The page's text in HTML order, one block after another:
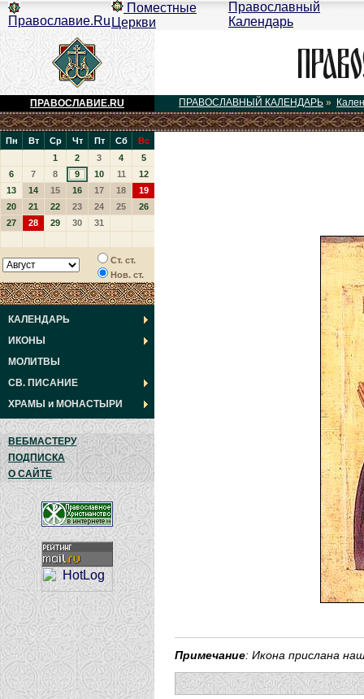
Православие.Ru
Поместные
Церкви
Православный
Календарь
ПРАВОСЛАВИЕ.RU ПРАВОСЛАВНЫЙ КАЛЕНДАРЬ »
Пн Вт Ср Чт Пт Сб
Вс
1
2 3 4
5
6
7 8 9 10 11
12
13
14 15 16 17 18
19
20
21 22 23 24 25
26
27
28 29 30 31
Ст. ст.
Нов. ст.
КАЛЕНДАРЬ
ИКОНЫ
МОЛИТВЫ
СВ. ПИСАНИЕ
ХРАМЫ и МОНАСТЫРИ
ВЕБМАСТЕРУ
ПОДПИСКА
О САЙТЕ
Примечание: Икона прислана